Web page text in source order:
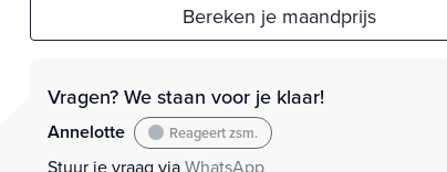
Bereken je maandprijs
Vragen? We staan voor je klaar!
Annelotte Reageert zsm.
Stuur je vraag viaWhatsApp